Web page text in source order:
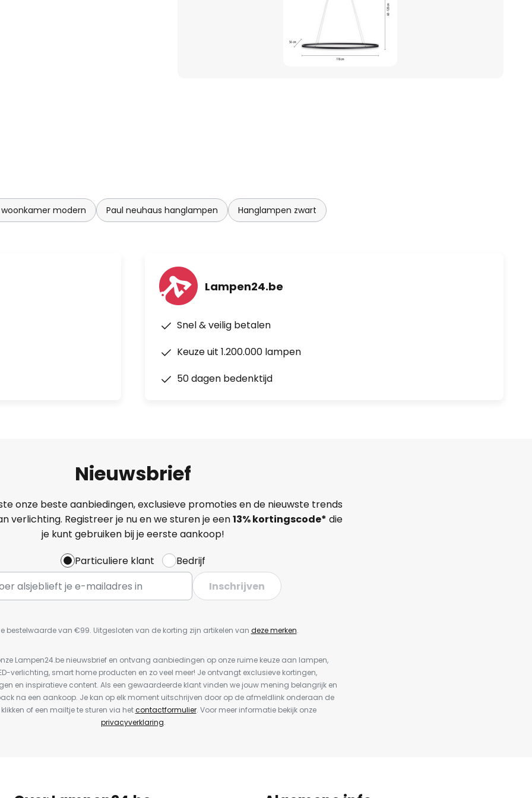
modern Paul neuhaus hanglampen Hanglampen zwart
Lampen24.be
Snel & veilig betalen
Keuze uit 1.200.000 lampen
50 dagen bedenktijd
Nieuwsbrief
onze beste aanbiedingen, exclusieve promoties en de nieuwste trends
verlichting. Registreer je nu en we sturen je een13%kortingscode* die
je kunt gebruiken bij je eerste aankoop!
Particuliere klant
Bedrijf
Inschrijven
bestelwaarde van €99. Uitgesloten van de korting zijn artikelen van deze merken.
Lampen24.be nieuwsbrief en ontvang aanbiedingen op onze ruime keuze aan lampen,
verlichting, smart home producten en zo veel meer! Je ontvangt exclusieve kortingen,
en inspiratieve content. Als een gewaardeerde klant vinden we jouw mening belangrijk en
na een aankoop. Je kan op elk moment uitschrijven door op de afmeldlink onderaan de
of een mailtje te sturen via hetcontactformulier. Voor meer informatie bekijk onze
privacyverklaring.